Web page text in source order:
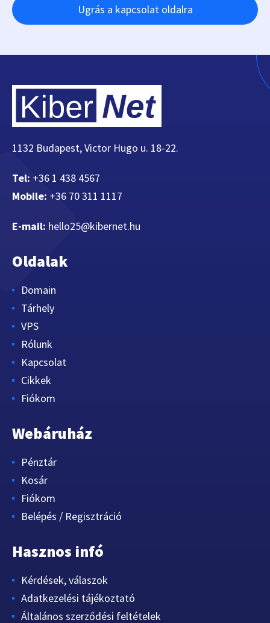
Ugrás a kapcsolat oldalra
1132 Budapest, Victor Hugo u. 18-22.
Tel: +36 1 438 4567
Mobile: +36 70 311 1117
E-mail: hello25@kibernet.hu
Oldalak
Domain
Tárhely
VPS
Rólunk
Kapcsolat
Cikkek
Fiókom
Webáruház
Pénztár
Kosár
Fiókom
Belépés / Regisztráció
Hasznos infó
Kérdések, válaszok
Adatkezelési tájékoztató
Általános szerződési feltételek